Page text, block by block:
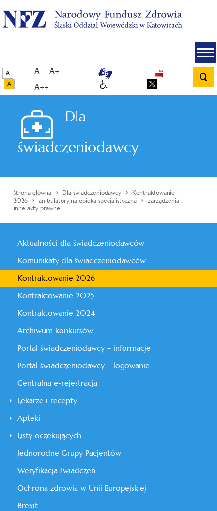
A
A+
A++
Dla
świadczeniodawcy
Strona główna › Dla świadczeniodawcy › Kontraktowanie
2026
› ambulatoryjna opieka specjalistyczna › zarządzenia i
inne akty prawne
Aktualności dla świadczeniodawców
Komunikaty dla świadczeniodawców
Kontraktowanie 2026
Kontraktowanie 2025
Kontraktowanie 2024
Archiwum konkursów
Portal świadczeniodawcy – informacje
Portal świadczeniodawcy – logowanie
Centralna e-rejestracja
Lekarze i recepty
Apteki
Listy oczekujących
Jednorodne Grupy Pacjentów
Weryfikacja świadczeń
Ochrona zdrowia w Unii Europejskiej
Brexit